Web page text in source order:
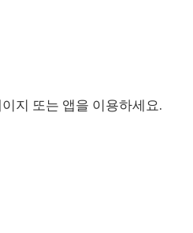
지 또는 앱을 이용하세요.